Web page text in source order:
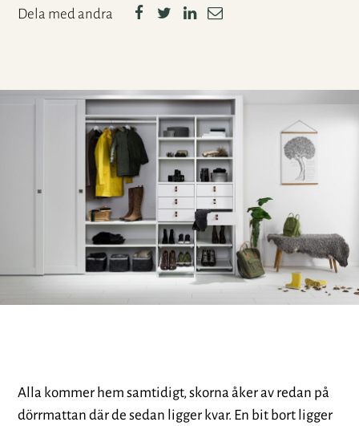
Dela med andra
Alla kommer hem samtidigt, skorna åker av redan på
dörrmattan där de sedan ligger kvar. En bit bort ligger